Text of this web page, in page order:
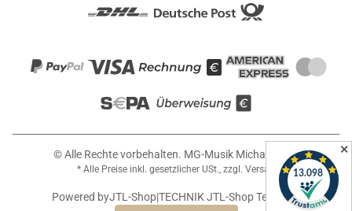
© Alle Rechte vorbehalten. MG-Musik Michael Girin
* Alle Preise inkl. gesetzlicher USt., zzgl. Versand
Powered byJTL-Shop|TECHNIK JTL-Shop Template
✕